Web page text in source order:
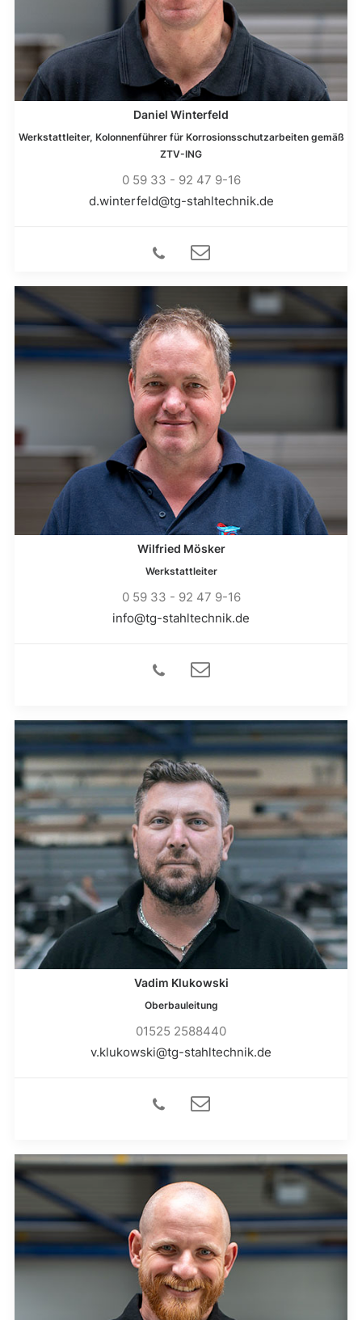
Daniel Winterfeld
Werkstattleiter, Kolonnenführer für Korrosionsschutzarbeiten gemäß
ZTV-ING
0 59 33 - 92 47 9-16
d.winterfeld@tg-stahltechnik.de
Wilfried Mösker
Werkstattleiter
0 59 33 - 92 47 9-16
info@tg-stahltechnik.de
Vadim Klukowski
Oberbauleitung
01525 2588440
v.klukowski@tg-stahltechnik.de